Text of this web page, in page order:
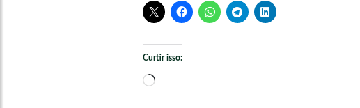
Curtir isso:
Carregando...